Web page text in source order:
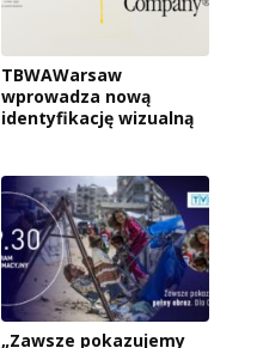
TBWAWarsaw
wprowadza nową
identyfikację wizualną
„Zawsze pokazujemy